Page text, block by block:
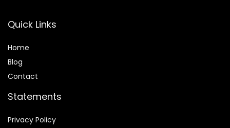
Quick Links
Home
Blog
Contact
Statements
Privacy Policy